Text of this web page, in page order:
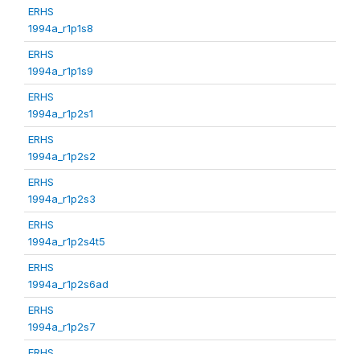
ERHS
1994a_r1p1s8
ERHS
1994a_r1p1s9
ERHS
1994a_r1p2s1
ERHS
1994a_r1p2s2
ERHS
1994a_r1p2s3
ERHS
1994a_r1p2s4t5
ERHS
1994a_r1p2s6ad
ERHS
1994a_r1p2s7